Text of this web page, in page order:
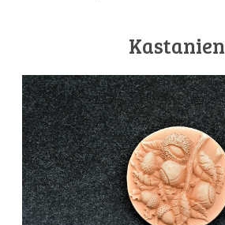
Kastanien